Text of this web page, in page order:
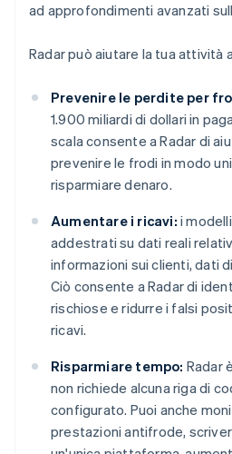
ad approfondimenti avanzati
Radar può aiutare la tua attività
Prevenire le perdite per
1.900 miliardi di dollari in
scala consente a Radar di
prevenire le frodi in modo
risparmiare denaro.
Aumentare i ricavi: i
addestrati su dati reali
informazioni sui clienti, dati
Ciò consente a Radar di
rischiose e ridurre i falsi
ricavi.
Risparmiare tempo: Radar
non richiede alcuna riga di
configurato. Puoi anche
prestazioni antifrode,